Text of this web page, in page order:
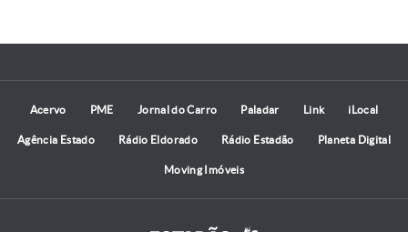
Acervo PME Jornal do Carro Paladar Link iLocal
Agência Estado Rádio Eldorado Rádio Estadão Planeta Digital
Moving Imóveis